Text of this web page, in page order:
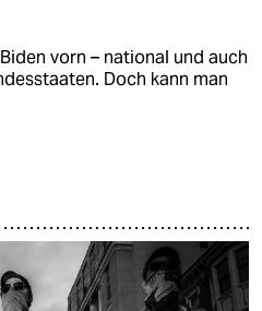
vorn – national und auch
Doch kann man